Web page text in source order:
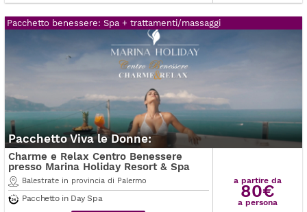
Pacchetto benessere: Spa + trattamenti/massaggi
Pacchetto Viva le Donne:
Charme e Relax Centro Benessere
presso Marina Holiday Resort & Spa
Balestrate in provincia di Palermo
Pacchetto in Day Spa
a partire da
80€
a persona